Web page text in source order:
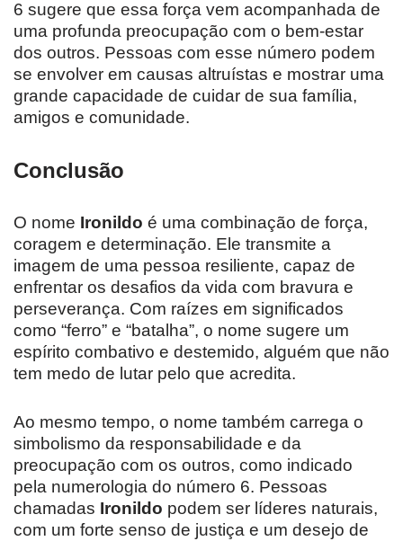
6 sugere que essa força vem acompanhada de
uma profunda preocupação com o bem-estar
dos outros. Pessoas com esse número podem
se envolver em causas altruístas e mostrar uma
grande capacidade de cuidar de sua família,
amigos e comunidade.
Conclusão
O nome Ironildo é uma combinação de força,
coragem e determinação. Ele transmite a
imagem de uma pessoa resiliente, capaz de
enfrentar os desafios da vida com bravura e
perseverança. Com raízes em significados
como “ferro” e “batalha”, o nome sugere um
espírito combativo e destemido, alguém que não
tem medo de lutar pelo que acredita.
Ao mesmo tempo, o nome também carrega o
simbolismo da responsabilidade e da
preocupação com os outros, como indicado
pela numerologia do número 6. Pessoas
chamadas Ironildo podem ser líderes naturais,
com um forte senso de justiça e um desejo de